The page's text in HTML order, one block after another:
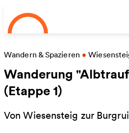
Zum Hauptinhalt springen
Wandern & Spazieren •
Wanderung
(Etappe 1)
Von Wiesensteig zur